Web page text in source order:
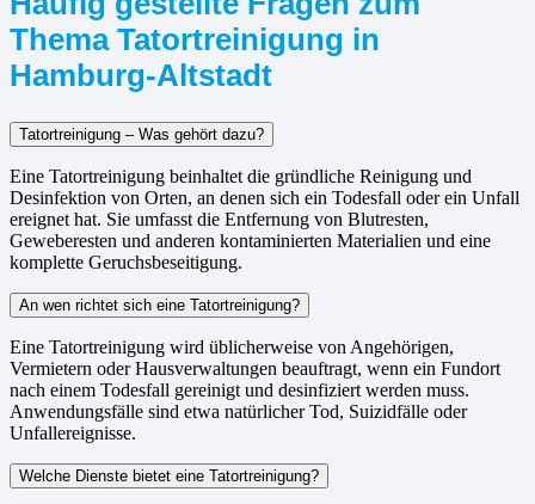
Thema Tatortreinigung in
Hamburg-Altstadt
Tatortreinigung – Was gehört dazu?
Eine Tatortreinigung beinhaltet die gründliche Reinigung und
Desinfektion von Orten, an denen sich ein Todesfall oder ein Unfall
ereignet hat. Sie umfasst die Entfernung von Blutresten,
Geweberesten und anderen kontaminierten Materialien und eine
komplette Geruchsbeseitigung.
An wen richtet sich eine Tatortreinigung?
Eine Tatortreinigung wird üblicherweise von Angehörigen,
Vermietern oder Hausverwaltungen beauftragt, wenn ein Fundort
nach einem Todesfall gereinigt und desinfiziert werden muss.
Anwendungsfälle sind etwa natürlicher Tod, Suizidfälle oder
Unfallereignisse.
Welche Dienste bietet eine Tatortreinigung?